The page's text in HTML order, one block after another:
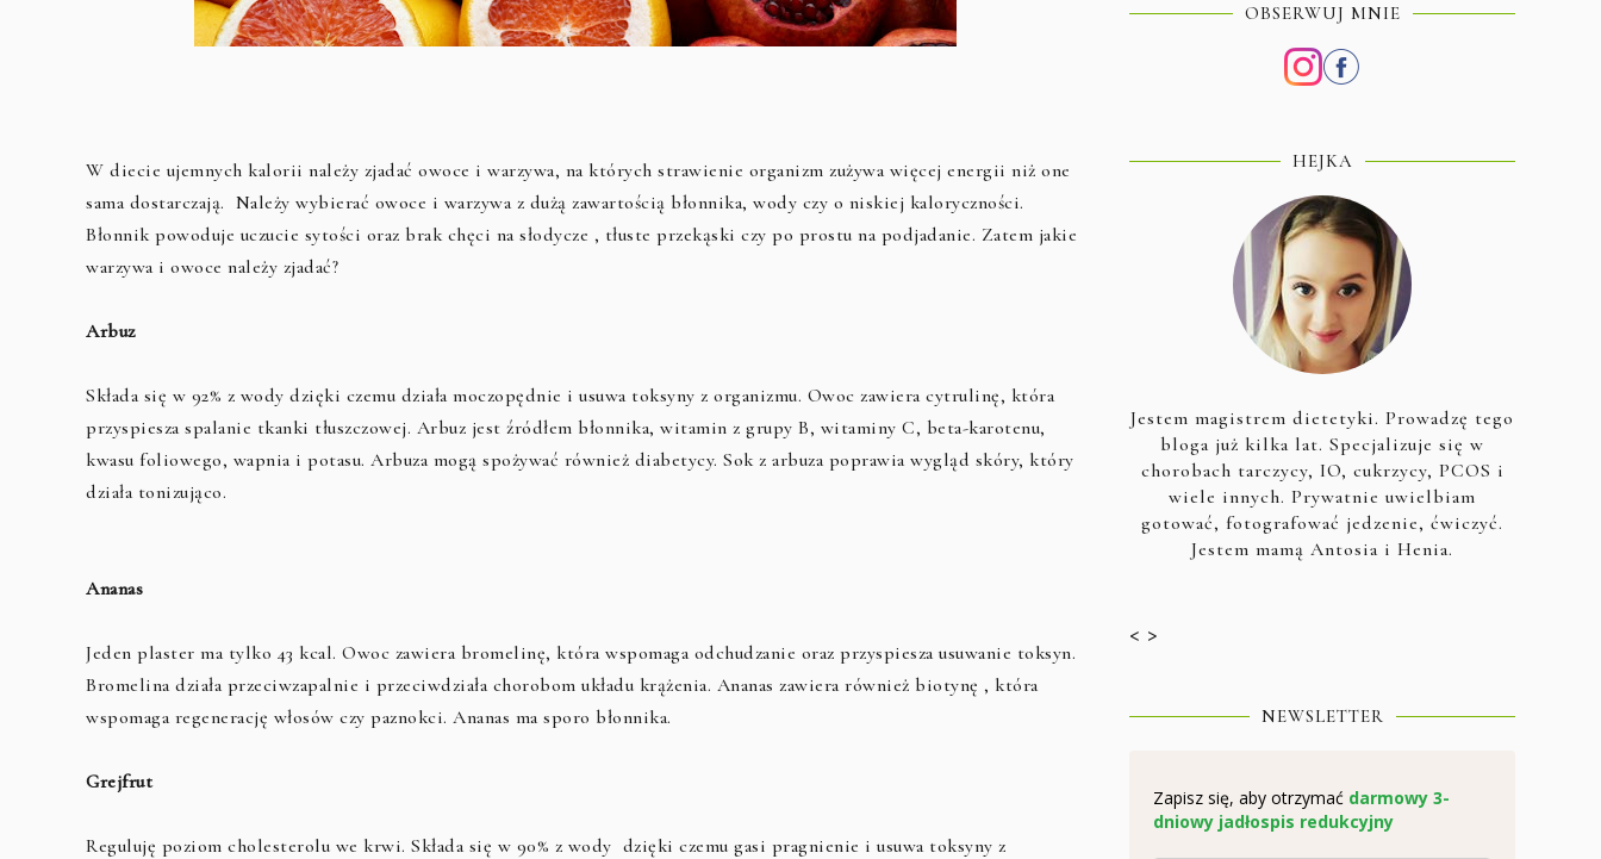
W diecie ujemnych kalorii należy zjadać owoce i warzywa, na których strawienie organizm zużywa więcej energii niż one
sama dostarczają. Należy wybierać owoce i warzywa z dużą zawartością błonnika, wody czy o niskiej kaloryczności.
Błonnik powoduje uczucie sytości oraz brak chęci na słodycze , tłuste przekąski czy po prostu na podjadanie. Zatem jakie
warzywa i owoce należy zjadać?
Arbuz
Składa się w 92% z wody dzięki czemu działa moczopędnie i usuwa toksyny z organizmu. Owoc zawiera cytrulinę, która
przyspiesza spalanie tkanki tłuszczowej. Arbuz jest źródłem błonnika, witamin z grupy B, witaminy C, beta-karotenu,
kwasu foliowego, wapnia i potasu. Arbuza mogą spożywać również diabetycy. Sok z arbuza poprawia wygląd skóry, który
działa tonizująco.
Ananas
Jeden plaster ma tylko 43 kcal. Owoc zawiera bromelinę, która wspomaga odchudzanie oraz przyspiesza usuwanie toksyn.
Bromelina działa przeciwzapalnie i przeciwdziała chorobom układu krążenia. Ananas zawiera również biotynę , która
wspomaga regenerację włosów czy paznokci. Ananas ma sporo błonnika.
Grejfrut
Reguluję poziom cholesterolu we krwi. Składa się w 90% z wody dzięki czemu gasi pragnienie i usuwa toksyny z
OBSERWUJ MNIE
HEJKA
Jestem magistrem dietetyki. Prowadzę tego
bloga już kilka lat. Specjalizuje się w
chorobach tarczycy, IO, cukrzycy, PCOS i
wiele innych. Prywatnie uwielbiam
gotować, fotografować jedzenie, ćwiczyć.
Jestem mamą Antosia i Henia.
< >
NEWSLETTER
Zapisz się, aby otrzymać darmowy 3-
dniowy jadłospis redukcyjny